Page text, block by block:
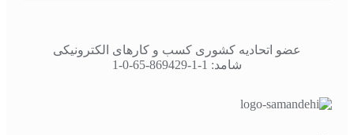
عضو اتحادیه کشوری کسب و کارهای الکترونیکی
شامد: 1-1-869429-65-0-1